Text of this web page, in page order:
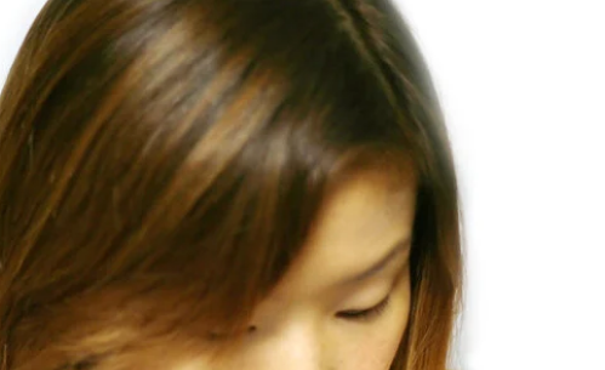
トリートメントの付け方で
仕上がりが変わる｜効かな
い原因...
トリートメントの付け方で仕上がりは
大きく変わります。今回は、毛先中心
の塗り...
朝の5分が変わる！寝癖がつ
かない予防方法と時短寝癖
直し...
新生活シーズン、朝の身支度を少しで
も短くしたい人は多いはず。じつは寝
癖は、...
かえで
髪のくすみが気になる人
へ！2026春トレンドの明る
めく...
2026春のトレンドカラーは明るめのく
すみカラーです。ただし、髪がすでに
ツヤと透明感で垢抜ける！
自然なヘアカラーで作る
「きれい...
職場で浮かない落ち着いたトーンにし
たいけれど、どこか垢抜けた印象にし
たいと...
さくら
2026年のショートウルフ最
新トレンドとは？ナチュラ
ル...
2026年のショートウルフは、ナチュラ
ルでエアリーな仕上がりが今っぽい正
ルーズウェーブとは？2026
年の注目スタイルと長さ別
の...
2026年はレイヤーカットを使った髪型
のトレンドと重なり、ルーズウェーブ
ヘ...
かえで
美容室に行くのが恥ずかし
い？髪質の変化に気づいた
時こそ...
しばらく美容室に行けていないし、そ
ろそろ髪型を変えて気分転換したいと
思って...
お気に入りのお店が倒産し
た後の美容室の探し方！失
敗しに...
美容室を倒産する数が増えているとい
うニュースがありました。もともと美
容室の...
かえで
ヘッドスパの落とし穴！知
らないと損する真実
ヘッドスパは、頭皮の汚れを落として
血行を促進し、リラックス効果や美髪
効果が...
さろめ
頭皮を刺激してお顔のリフ
トアップ♪毎日こつこつカン
タン小顔☆
毎日のちょっとした習慣で小顔は作れ
る！頭のこりをほぐしてフェイスライ
ンのリ...
chicca
髪を育てるには？毎日の洗
い方と生活習慣を見直す基
本ケア
髪をきれいに育てるには高価なアイテ
ムを増やす前に、洗い方や乾かし方、
頭皮の...
頭皮マッサージで目がぱっ
ちりする理由は？具体的な
やり方...
目元の印象を左右するのは目そのもの
ではなく、頭皮の状態かもしれませ
ん。以下...
メガネ
発酵エキスシャンプーって
何がいいの？無印良品など
のシャ...
スキンケアで人気の発酵成分が、シャ
ンプーにも広がっています。無印良品
などの...
アイロンが苦手でも大丈
夫！ブラッシング感覚で使
えるヘア...
ヘアアイロンを使うのが苦手、火傷が
怖いと感じている方はいないでしょう
か？そ...
さくら
ミニマリストのメイク術｜
少ないアイテムで「自分ら
しい美...
「たくさんのコスメを持っているの
に、実際に使っているのはいつも同じ
ものばか...
V3ファンデーションは危な
い？針の仕組み・全4種比
較・...
メイクをしている時間も、スキンケア
の時間に変えるという発想から生まれ
たのが...
あかり
針で小顔を目指す！美容鍼
の効果と後悔しない選び方
のポイント
フェイスラインをすっきりさせたいと
いうお悩みを抱えている方はいないで
しょう...
リンパマッサージと経絡マ
ッサージの違いとは？効果
と、自...
サロンのメニューを見ていると、「リ
ンパマッサージ」の他に「経絡マッサ
ージ」...
あかり
化粧ノリが変わる「顔脱
毛」。4つのメリットと、始
める前...
顔の産毛をカミソリで剃って、毛抜き
で抜くなど、日々の自己処理を手間に
感じて...
子供の脱毛、日焼け肌はN
G？親子で学ぶ、安心・安全
なエ...
「ムダ毛が気になる」とお子さんが悩
んでいる姿を見て、エステ脱毛を検討
し始め...
あおい
2026年運気アップネイルガ
イドを公開！幸運を呼ぶ色
と...
最近、なんとなく運気が停滞している
気がすると悩んでいないでしょうか？
じつは...
そのネイル、本当に似合っ
てる？指先をきれいに見え
るのは...
SNSや雑誌で見かけた素敵なネイルデ
ザインを、いざ自分の爪に試してみた
ら、...
さな
急に小じわが増えた？原因
と種類の見分け方＆自宅で
できる...
ふと鏡を見て、急に小じわが増えたと
落ち込んでいないでしょうか？じつは
その原...
あおい
ルルルン ハイドラのどれが
良い？その違いは？PDRN
ルルルン ハイドラシリーズを使いたい
けれど、種類が多くてどれを選べばい
いか...
人の手ならではの痩身効
果。オールハンドエステの
魅力と、...
痩身エステと一言で言っても、最新の
機器を使ったものから、昔ながらの手
技によ...
あかり
その医療ダイエット、後悔
しませんか？失敗する人の
共通点...
医師の管理のもと、科学的根拠に基づ
いて行う「医療ダイエット」は、自己
流のダ...